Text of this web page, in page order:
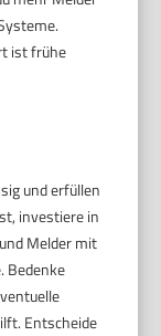
ist frühe
und erfüllen
investiere in
Melder mit
Bedenke
Entscheide